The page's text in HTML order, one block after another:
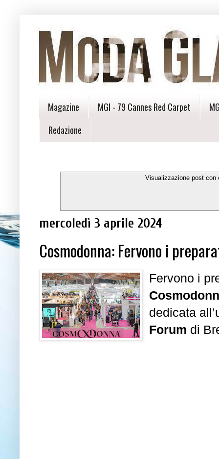
Magazine MGI - 79 Cannes Red Carpet
Redazione
Visualizzazione post
mercoledì 3 aprile 2024
Cosmodonna: Fervono i
Fervono i
dedicata
Forum di